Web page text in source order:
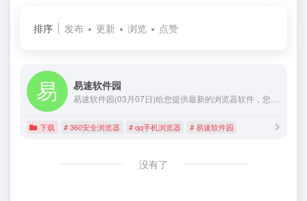
排序 发布 更新 浏览 点赞
易速软件园
下载 # 360安全浏览器 # qq手机浏览器 # 易速软件园
没有了